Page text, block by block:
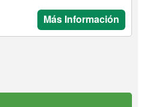
Más Información